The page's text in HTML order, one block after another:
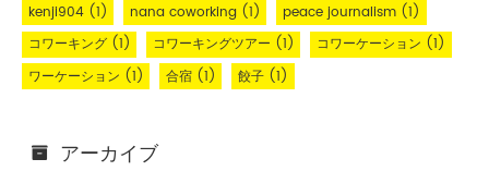
kenji904(1) nana coworking(1) peace journalism(1)
コワーキング(1) コワーキングツアー (1) コワーケーション (1)
ワーケーション (1) 合宿(1) 餃子(1)
アーカイブ